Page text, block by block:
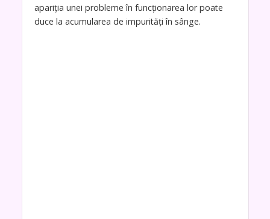
apariția unei probleme în funcționarea lor poate
duce la acumularea de impurități în sânge.